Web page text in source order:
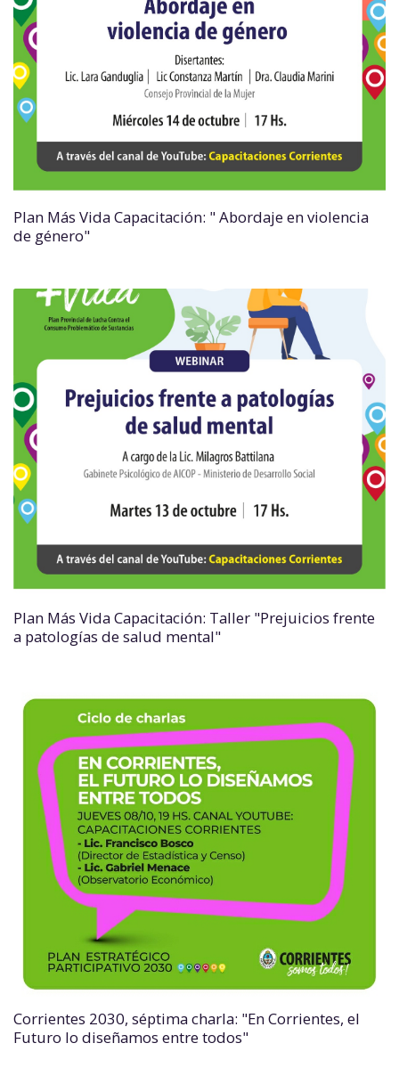
Plan Más Vida Capacitación: " Abordaje en violencia
de género"
Plan Más Vida Capacitación: Taller "Prejuicios frente
a patologías de salud mental"
Corrientes 2030, séptima charla: "En Corrientes, el
Futuro lo diseñamos entre todos"